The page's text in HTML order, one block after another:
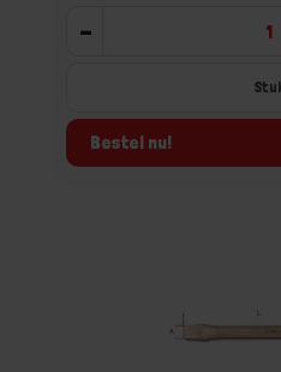
-
Bestel nu!